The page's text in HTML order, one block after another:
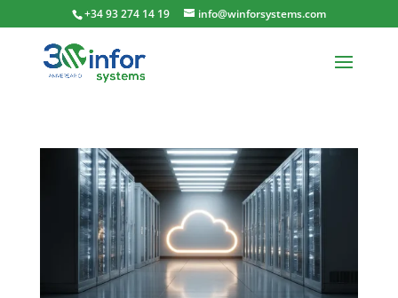
+34 93 274 14 19 info@winforsystems.com